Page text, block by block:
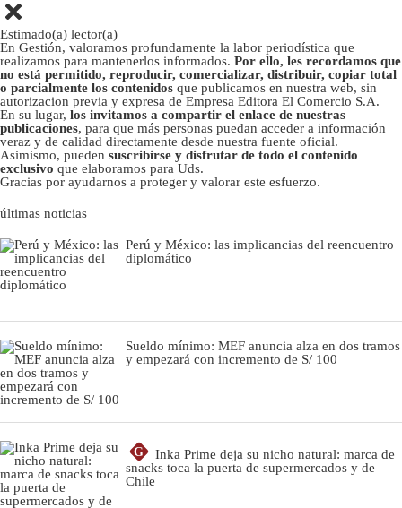
Estimado(a) lector(a)
En Gestión, valoramos profundamente la labor periodística que
realizamos para mantenerlos informados. Por ello, les recordamos que
no está permitido, reproducir, comercializar, distribuir, copiar total
o parcialmente los contenidos que publicamos en nuestra web, sin
autorizacion previa y expresa de Empresa Editora El Comercio S.A.
En su lugar, los invitamos a compartir el enlace de nuestras
publicaciones, para que más personas puedan acceder a información
veraz y de calidad directamente desde nuestra fuente oficial.
Asimismo, pueden suscribirse y disfrutar de todo el contenido
exclusivo que elaboramos para Uds.
Gracias por ayudarnos a proteger y valorar este esfuerzo.
últimas noticias
Perú y México: las implicancias del reencuentro
diplomático
Sueldo mínimo: MEF anuncia alza en dos tramos
y empezará con incremento de S/ 100
G
Inka Prime deja su nicho natural: marca de
snacks toca la puerta de supermercados y de
Chile